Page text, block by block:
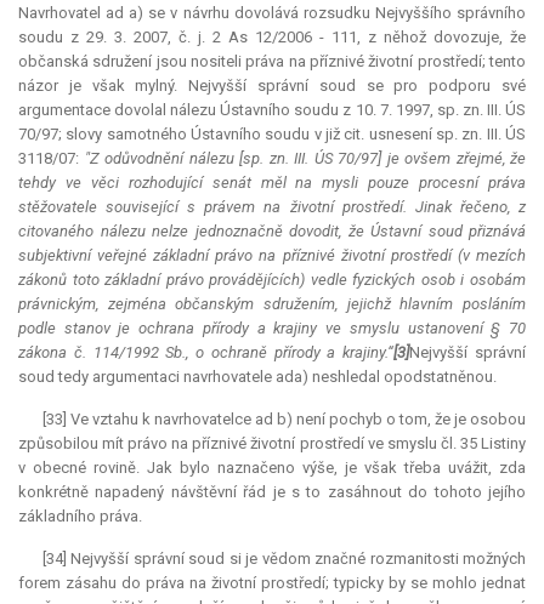
Navrhovatel ad a) se v návrhu dovolává rozsudku Nejvyššího správního
soudu z 29. 3. 2007, č. j. 2 As 12/2006 - 111, z něhož dovozuje, že
občanská sdružení jsou nositeli práva na příznivé životní prostředí; tento
názor je však mylný. Nejvyšší správní soud se pro podporu své
argumentace dovolal nálezu Ústavního soudu z 10. 7. 1997, sp. zn. III. ÚS
70/97; slovy samotného Ústavního soudu v již cit. usnesení sp. zn. III. ÚS
3118/07: "Z odůvodnění nálezu [sp. zn. III. ÚS 70/97] je ovšem zřejmé, že
tehdy ve věci rozhodující senát měl na mysli pouze procesní práva
stěžovatele související s právem na životní prostředí. Jinak řečeno, z
citovaného nálezu nelze jednoznačně dovodit, že Ústavní soud přiznává
subjektivní veřejné základní právo na příznivé životní prostředí (v mezích
zákonů toto základní právo provádějících) vedle fyzických osob i osobám
právnickým, zejména občanským sdružením, jejichž hlavním posláním
podle stanov je ochrana přírody a krajiny ve smyslu ustanovení § 70
zákona č. 114/1992 Sb., o ochraně přírody a krajiny.“[3]Nejvyšší správní
soud tedy argumentaci navrhovatele ada) neshledal opodstatněnou.
[33] Ve vztahu k navrhovatelce ad b) není pochyb o tom, že je osobou
způsobilou mít právo na příznivé životní prostředí ve smyslu čl. 35 Listiny
v obecné rovině. Jak bylo naznačeno výše, je však třeba uvážit, zda
konkrétně napadený návštěvní řád je s to zasáhnout do tohoto jejího
základního práva.
[34] Nejvyšší správní soud si je vědom značné rozmanitosti možných
forem zásahu do práva na životní prostředí; typicky by se mohlo jednat